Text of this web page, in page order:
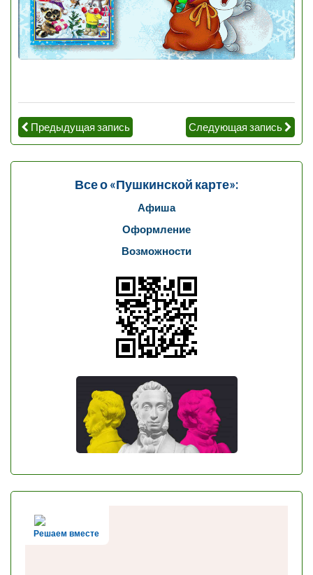
Предыдущая запись Следующая запись
Все о «Пушкинской карте»:
Афиша
Оформление
Возможности
Решаем вместе